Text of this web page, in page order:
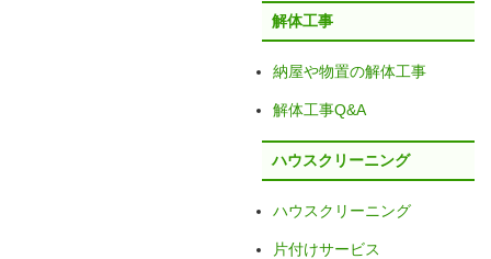
解体工事
納屋や物置の解体工事
解体工事Q&A
ハウスクリーニング
ハウスクリーニング
片付けサービス